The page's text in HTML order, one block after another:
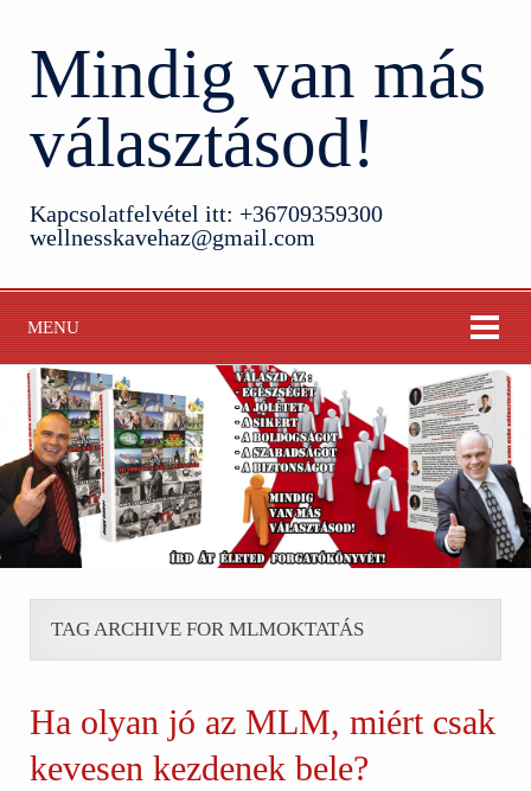
Mindig van más
választásod!
Kapcsolatfelvétel itt: +36709359300
wellnesskavehaz@gmail.com
MENU
TAG ARCHIVE FOR MLMOKTATÁS
Ha olyan jó az MLM, miért csak
kevesen kezdenek bele?